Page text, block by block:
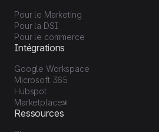
Pour le Marketing
Pour la DSI
Pour le commerce
Intégrations
Google Workspace
Microsoft 365
Hubspot
Marketplace
Ressources